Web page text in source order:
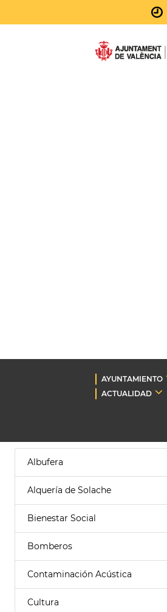
AYUNTAMIENTO
ACTUALIDAD
Albufera
Alquería de Solache
Bienestar Social
Bomberos
Contaminación Acústica
Cultura